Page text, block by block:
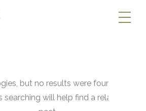
but no results were found.
searching will help find a related